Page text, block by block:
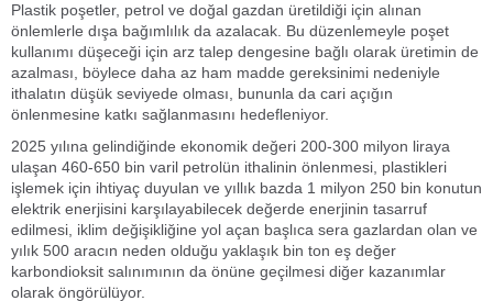
Plastik poşetler, petrol ve doğal gazdan üretildiği için alınan
önlemlerle dışa bağımlılık da azalacak. Bu düzenlemeyle poşet
kullanımı düşeceği için arz talep dengesine bağlı olarak üretimin de
azalması, böylece daha az ham madde gereksinimi nedeniyle
ithalatın düşük seviyede olması, bununla da cari açığın
önlenmesine katkı sağlanmasını hedefleniyor.
2025 yılına gelindiğinde ekonomik değeri 200-300 milyon liraya
ulaşan 460-650 bin varil petrolün ithalinin önlenmesi, plastikleri
işlemek için ihtiyaç duyulan ve yıllık bazda 1 milyon 250 bin konutun
elektrik enerjisini karşılayabilecek değerde enerjinin tasarruf
edilmesi, iklim değişikliğine yol açan başlıca sera gazlardan olan ve
yılık 500 aracın neden olduğu yaklaşık bin ton eş değer
karbondioksit salınımının da önüne geçilmesi diğer kazanımlar
olarak öngörülüyor.